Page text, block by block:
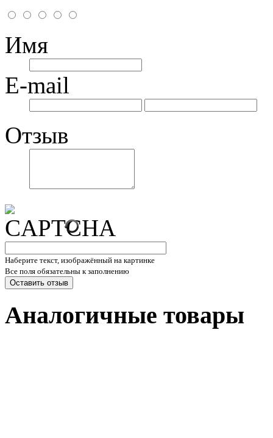
Имя
E-mail
Отзыв
Наберите текст, изображённый на картинке
Все поля обязательны к заполнению
Аналогичные товары